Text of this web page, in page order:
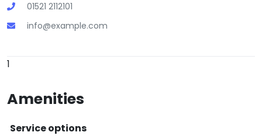
01521 2112101
info@example.com
1
Amenities
Service options